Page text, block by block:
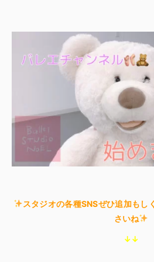
スタジオの各種SNSぜひ追加もし
さいね
↓↓